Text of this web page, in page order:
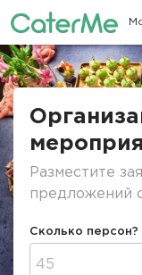
Строка
Разместите
предложений
Сколько персон?